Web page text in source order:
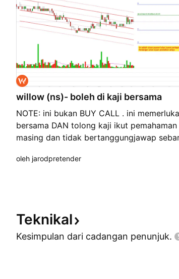
willow (ns)- boleh di kaji bersama
NOTE: ini bukan BUY CALL . ini
bersama DAN tolong kaji ikut
masing dan tidak bertanggungjawap
KITA bersama sama mengkaji dan
oleh jarodpretender
Teknikal
Kesimpulan dari cadangan penunjuk.